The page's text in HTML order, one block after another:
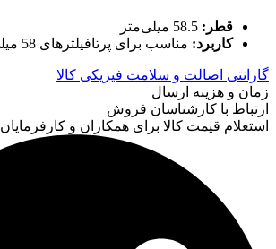
قطر :
کاربرد: مناسب برای پرتافیلترهای 58 میلی‌متری
گارانتی اصالت و سلامت فیزیکی کالا
زمان و هزینه ارسال
ارتباط با کارشناسان فروش
استعلام قیمت کالا برای همکاران و کارفرمایان